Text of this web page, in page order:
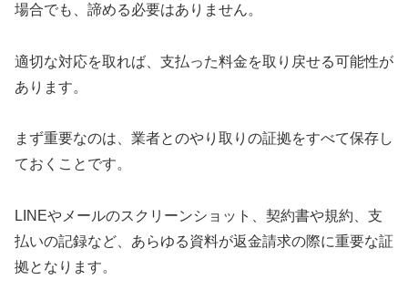
場合でも、諦める必要はありません。
適切な対応を取れば、支払った料金を取り戻せる可能性が
あります。
まず重要なのは、業者とのやり取りの証拠をすべて保存し
ておくことです。
LINEやメールのスクリーンショット、契約書や規約、支
払いの記録など、あらゆる資料が返金請求の際に重要な証
拠となります。